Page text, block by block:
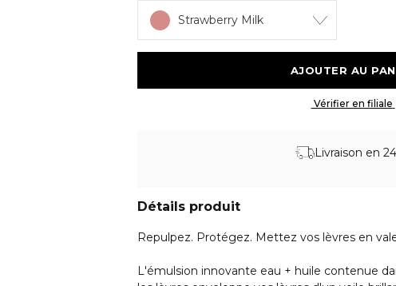
Strawberry Milk
Livraison en
Détails produit
Repulpez. Protégez. Mettez vos lèvres en
L'émulsion innovante eau + huile contenue